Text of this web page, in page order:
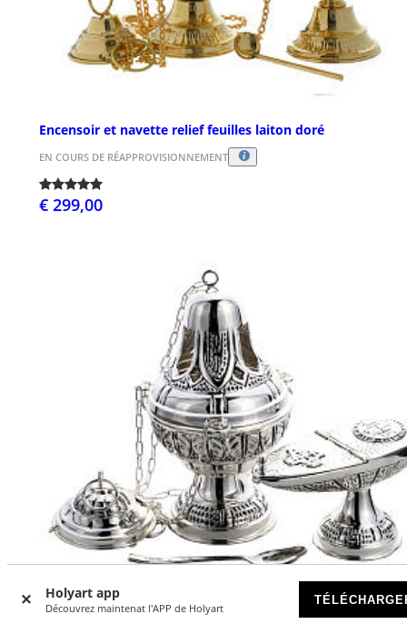
Holyart app
Découvrez maintenat l'APP de Holyart
Encensoir et navette relief feuilles laiton doré
EN COURS DE RÉAPPROVISIONNEMENT
€ 299,00